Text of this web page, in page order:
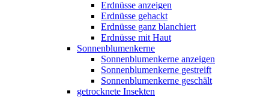
Erdnüsse anzeigen
Erdnüsse gehackt
Erdnüsse ganz blanchiert
Erdnüsse mit Haut
Sonnenblumenkerne
Sonnenblumenkerne anzeigen
Sonnenblumenkerne gestreift
Sonnenblumenkerne geschält
getrocknete Insekten